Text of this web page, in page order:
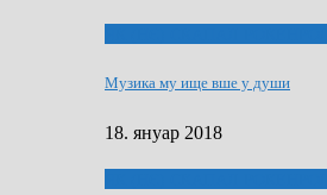
Музика му ище вше у души
18. януар 2018